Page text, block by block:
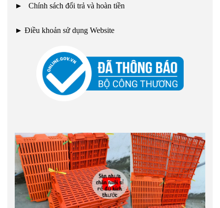
► Chính sách đổi trả và hoàn tiền
► Điều khoản sử dụng Website